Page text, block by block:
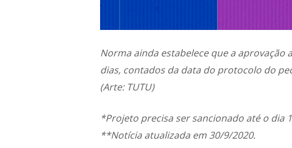
Norma ainda estabelece que a
dias, contados da data do protocolo do
(Arte: TUTU)
*Projeto precisa ser sancionado até o dia
**Notícia atualizada em 30/9/2020.